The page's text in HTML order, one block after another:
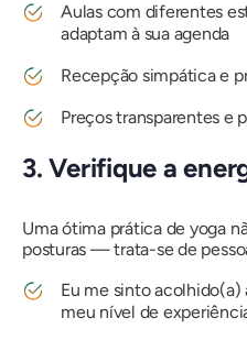
Aulas com diferentes
adaptam à sua agenda
Recepção simpática e
Preços transparentes e
3. Verifique a
Uma ótima prática de yoga
posturas — trata-se de
Eu me sinto
meu nível de